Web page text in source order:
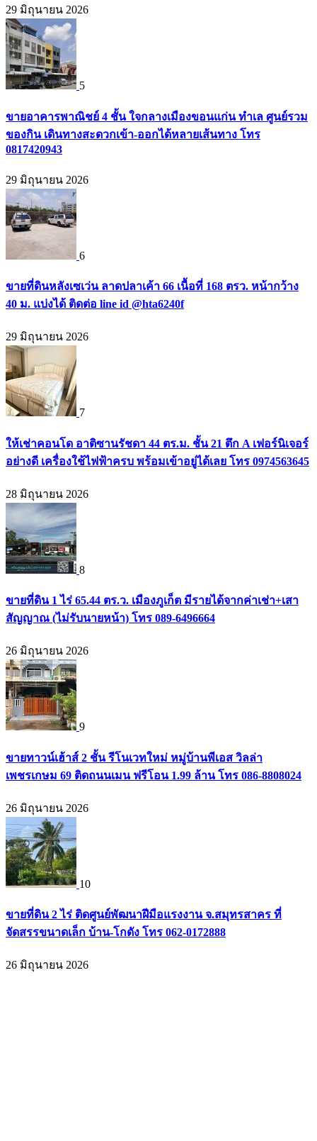
29 มิถุนายน 2026
5
ขายอาคารพาณิชย์ 4 ชั้น ใจกลางเมืองขอนแก่น ทำเล ศูนย์รวม
ของกิน เดินทางสะดวกเข้า-ออกได้หลายเส้นทาง โทร
0817420943
29 มิถุนายน 2026
6
ขายที่ดินหลังเซเว่น ลาดปลาเค้า 66 เนื้อที่ 168 ตรว. หน้ากว้าง
40 ม. แบ่งได้ ติดต่อ line id @hta6240f
29 มิถุนายน 2026
7
ให้เช่าคอนโด อาติซานรัชดา 44 ตร.ม. ชั้น 21 ตึก A เฟอร์นิเจอร์
อย่างดี เครื่องใช้ไฟฟ้าครบ พร้อมเข้าอยู่ได้เลย โทร 0974563645
28 มิถุนายน 2026
8
ขายที่ดิน 1 ไร่ 65.44 ตร.ว. เมืองภูเก็ต มีรายได้จากค่าเช่า+เสา
สัญญาณ (ไม่รับนายหน้า) โทร 089-6496664
26 มิถุนายน 2026
9
ขายทาวน์เฮ้าส์ 2 ชั้น รีโนเวทใหม่ หมู่บ้านพีเอส วิลล่า
เพชรเกษม 69 ติดถนนเมน ฟรีโอน 1.99 ล้าน โทร 086-8808024
26 มิถุนายน 2026
10
ขายที่ดิน 2 ไร่ ติดศูนย์พัฒนาฝีมือแรงงาน จ.สมุทรสาคร ที่
จัดสรรขนาดเล็ก บ้าน-โกดัง โทร 062-0172888
26 มิถุนายน 2026